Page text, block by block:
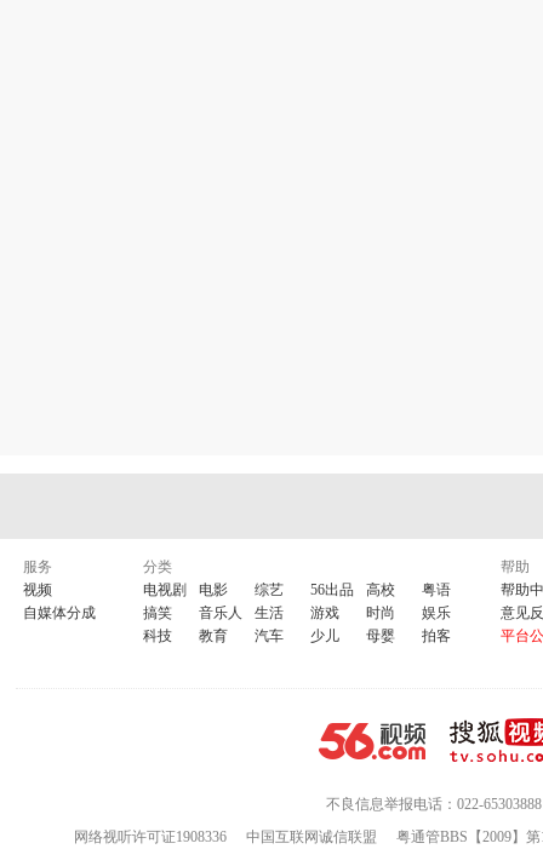
服务
视频
自媒体分成
分类
电视剧
电影 综艺 56出品 高校
粤语
搞笑
音乐人 生活 游戏 时尚
娱乐
科技
教育 汽车 少儿 母婴 拍客
帮助
帮助
意见
平台
不良信息举报电话：022-65303888
网络视听许可证1908336
中国互联网诚信联盟 粤通管BBS【2009】